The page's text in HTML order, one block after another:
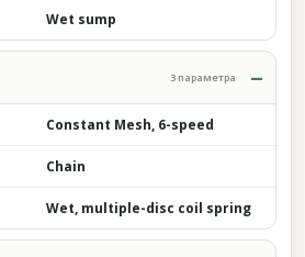
Wet sump
3 параметра
Constant Mesh, 6-speed
Chain
Wet, multiple-disc coil spring